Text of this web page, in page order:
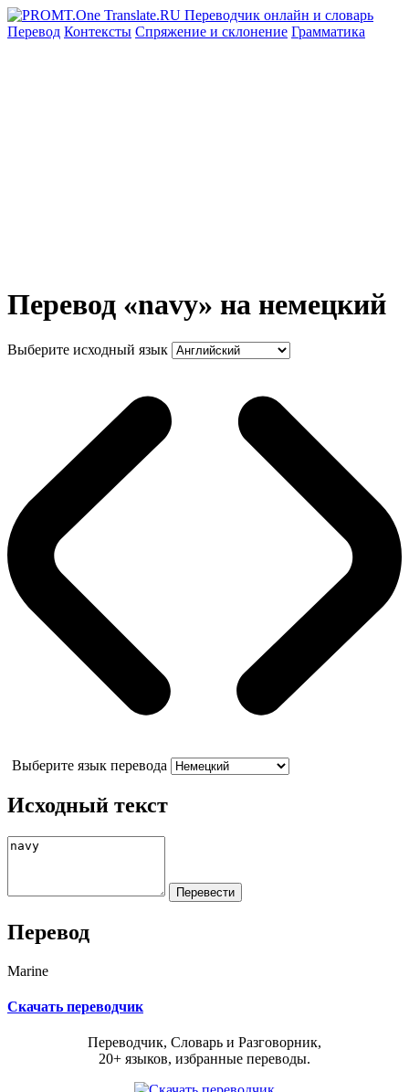
Перевод Контексты Спряжение и склонение Грамматика
Перевод «navy» на немецкий
Выберите исходный язык
Выберите язык перевода
Исходный текст
Перевод
Marine
Скачать переводчик
Переводчик, Словарь и Разговорник,
20+ языков, избранные переводы.